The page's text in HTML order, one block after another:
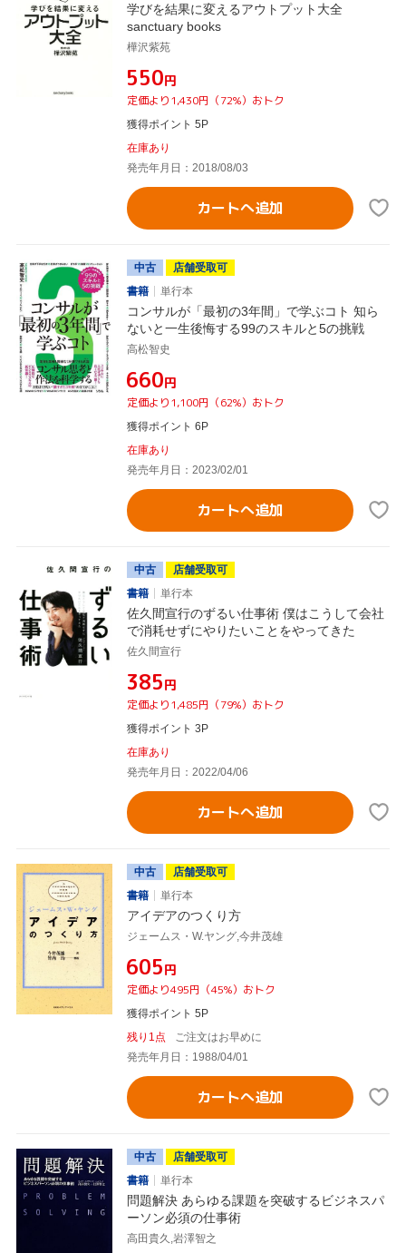
学びを結果に変えるアウトプット大全
sanctuary books
樺沢紫苑
¥550円
定価より1,430円（72%）おトク
獲得ポイント 5P
在庫あり
発売年月日：2018/08/03
カートへ追加
中古
店舗受取可
書籍
単行本
コンサルが「最初の3年間」で学ぶコト 知ら
ないと一生後悔する99のスキルと5の挑戦
高松智史
¥660円
定価より1,100円（62%）おトク
獲得ポイント 6P
在庫あり
発売年月日：2023/02/01
カートへ追加
中古
店舗受取可
書籍
単行本
佐久間宣行のずるい仕事術 僕はこうして会社
で消耗せずにやりたいことをやってきた
佐久間宣行
¥385円
定価より1,485円（79%）おトク
獲得ポイント 3P
在庫あり
発売年月日：2022/04/06
カートへ追加
中古
店舗受取可
書籍
単行本
アイデアのつくり方
ジェームス・W.ヤング,今井茂雄
¥605円
定価より495円（45%）おトク
獲得ポイント 5P
残り1点
ご注文はお早めに
発売年月日：1988/04/01
カートへ追加
中古
店舗受取可
書籍
単行本
問題解決 あらゆる課題を突破するビジネスパ
ーソン必須の仕事術
高田貴久,岩澤智之